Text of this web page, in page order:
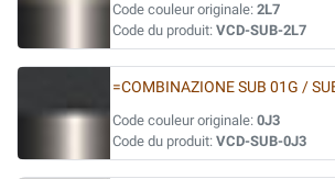
Code couleur originale: 2L7
Code du produit: VCD-SUB-2L7
=COMBINAZIONE SUB 01G /
Code couleur originale: 0J3
Code du produit: VCD-SUB-0J3